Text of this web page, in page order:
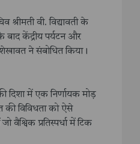
श्रीमती वी. विद्यावती के
केंद्रीय पर्यटन और
शेखावत ने संबोधित किया।
दिशा में एक निर्णायक मोड़
विविधता को ऐसे
वैश्विक प्रतिस्पर्धा में टिक